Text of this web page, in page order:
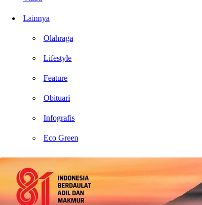
Lainnya
Olahraga
Lifestyle
Feature
Obituari
Infografis
Eco Green